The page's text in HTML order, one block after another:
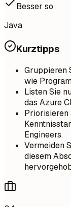
Besser so
Java
Kurztipps
Gruppieren
wie
Listen Sie
das Azure
Priorisieren
Engineers.
Vermeiden
diesem